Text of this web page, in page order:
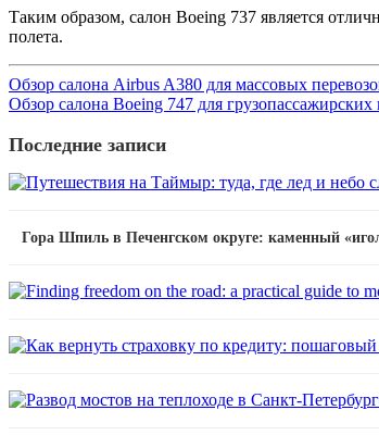
Таким образом, салон Boeing 737 является
полета.
Обзор салона Airbus A380 для массовых
Обзор салона Boeing 747 для грузопассажирских
Последние записи
Гора Шпиль в Печенгском округе: каменный